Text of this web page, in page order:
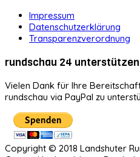
Impressum
Datenschutzerklärung
Transparenzverordnung
rundschau 24 unterstützen
Vielen Dank für Ihre
rundschau via PayPal zu
Copyright © 2018 Landshuter